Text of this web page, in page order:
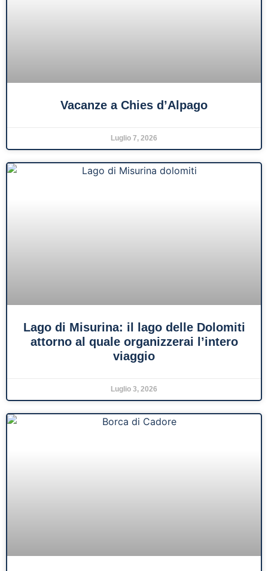
Vacanze a Chies d’Alpago
Luglio 7, 2026
Lago di Misurina: il lago delle Dolomiti
attorno al quale organizzerai l’intero
viaggio
Luglio 3, 2026